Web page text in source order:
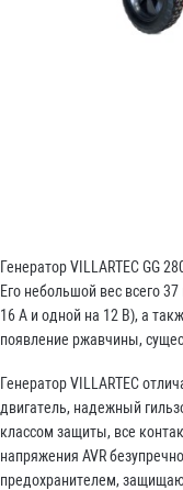
Генератор VILLARTEC GG
Его небольшой вес всего
16 А и одной на 12 В), а
появление ржавчины,
Генератор VILLARTEC
двигатель, надежный
классом защиты, все
напряжения AVR
предохранителем,